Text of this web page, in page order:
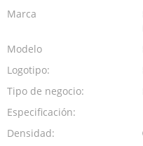
Marca
Modelo
Logotipo:
Tipo de negocio:
Especificación:
Densidad: